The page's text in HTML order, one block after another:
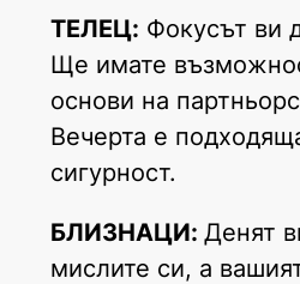
ТЕЛЕЦ: Фокусът ви
Ще имате
основи на
Вечерта е
сигурност.
БЛИЗНАЦИ: Денят
мислите си, а